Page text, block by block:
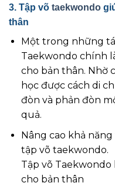
3. Tập võ taekwondo
thân
Một trong những
Taekwondo chính
cho bản thân. Nhờ
học được cách di
đòn và phản đòn
quả.
Nâng cao khả
tập võ taekwondo.
Tập võ
cho bản thân